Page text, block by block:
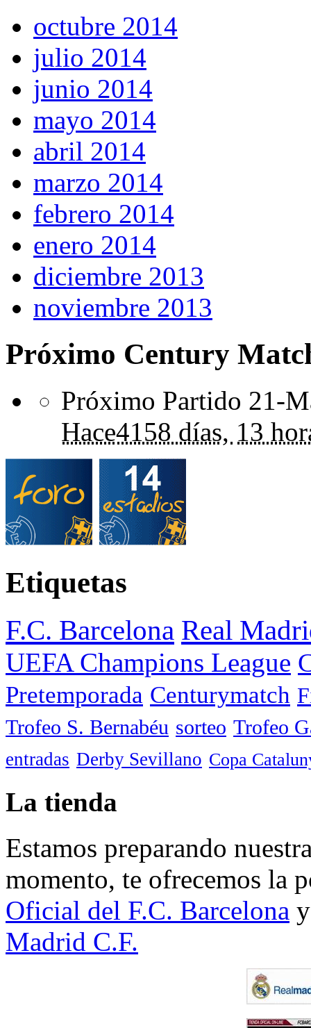
octubre 2014
julio 2014
junio 2014
mayo 2014
abril 2014
marzo 2014
febrero 2014
enero 2014
diciembre 2013
noviembre 2013
Próximo Century
Próximo Partido 21-
Hace4158 días, 13
Etiquetas
F.C. Barcelona Real
UEFA Champions League
Pretemporada Centurymatch
Trofeo S. Bernabéu sorteo Trofeo
entradas Derby Sevillano Copa
La tienda
Estamos preparando
momento, te ofrecemos la
Oficial del F.C. Barcelona
Madrid C.F.